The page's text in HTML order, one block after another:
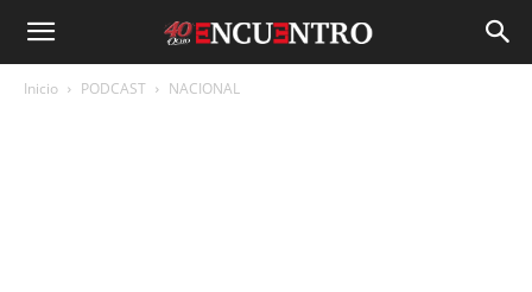
Inicio PODCAST NACIONAL